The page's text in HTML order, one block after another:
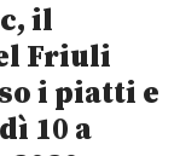
il
Friuli
i piatti e
10 a